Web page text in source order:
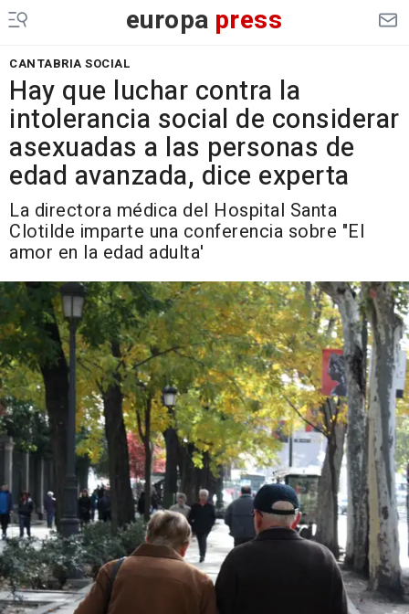
europa press
CANTABRIA SOCIAL
Hay que luchar contra la
intolerancia social de considerar
asexuadas a las personas de
edad avanzada, dice experta
La directora médica del Hospital Santa
Clotilde imparte una conferencia sobre "El
amor en la edad adulta'